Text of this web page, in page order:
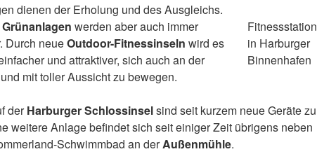
Fitnessstation
in Harburger
Binnenhafen
dienen der Erholung und des Ausgleichs.
werden aber auch immer
Durch neueOutdoor-Fitnessinseln wird es
und attraktiver, sich auch an der
mit toller Aussicht zu bewegen.
derHarburger Schlossinselsind seit kurzem neue Geräte zu
weitere Anlage befindet sich seit einiger Zeit übrigens neben
Schwimmbad an derAußenmühle.